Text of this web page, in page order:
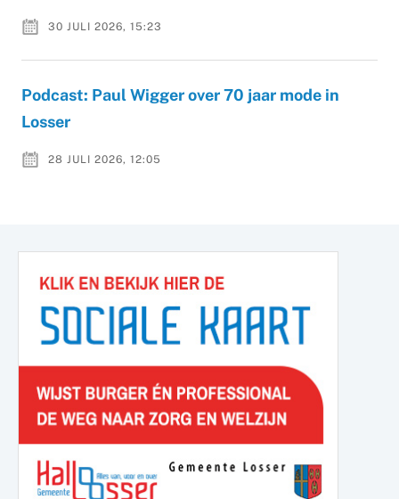
30 JULI 2026, 15:23
Podcast: Paul Wigger over 70 jaar mode in
Losser
28 JULI 2026, 12:05